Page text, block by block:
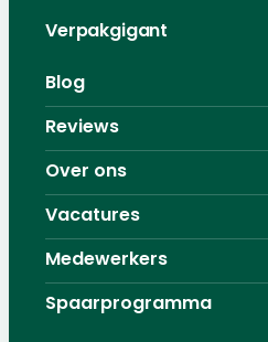
Verpakgigant
Blog
Reviews
Over ons
Vacatures
Medewerkers
Spaarprogramma